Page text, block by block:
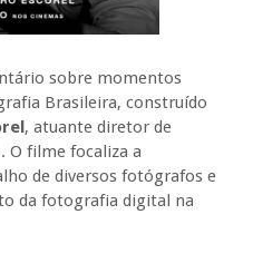
sobre momentos
Brasileira, construído
, atuante diretor de
O filme focaliza a
de diversos fotógrafos e
da fotografia digital na